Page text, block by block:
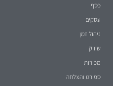
כסף
עסקים
ניהול זמן
שיווק
מכירות
ספורט והצלחה